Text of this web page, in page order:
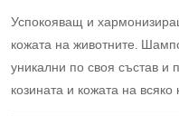
Успокояващ и
кожата на животните.
уникални по своя състав и
козината и кожата на всяко